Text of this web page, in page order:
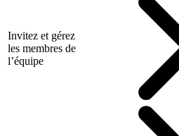
Invitez et gérez
les membres de
l’équipe